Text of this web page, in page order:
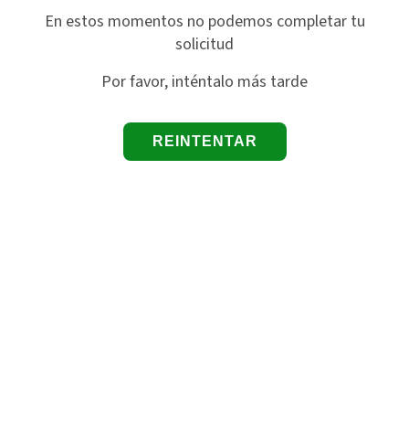
En estos momentos no podemos completar tu
solicitud
Por favor, inténtalo más tarde
REINTENTAR